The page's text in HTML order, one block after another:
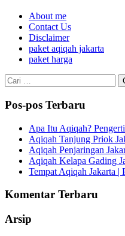
About me
Contact Us
Disclaimer
paket aqiqah jakarta
paket harga
Cari
untuk:
Pos-pos Terbaru
Apa Itu Aqiqah?
Aqiqah Tanjung Priok
Aqiqah Penjaringan
Aqiqah Kelapa Gading
Tempat Aqiqah Jakarta |
Komentar Terbaru
Arsip